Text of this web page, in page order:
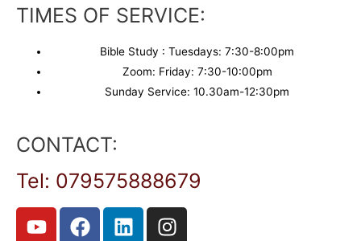
TIMES OF SERVICE:
Bible Study : Tuesdays: 7:30-8:00pm
Zoom: Friday: 7:30-10:00pm
Sunday Service: 10.30am-12:30pm
CONTACT:
Tel: 079575888679